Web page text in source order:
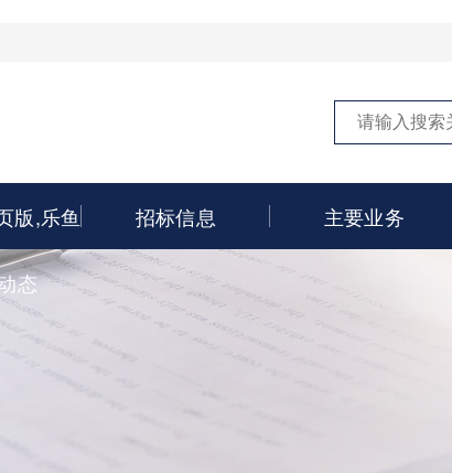
版,乐鱼
态
招标信息 主要业务